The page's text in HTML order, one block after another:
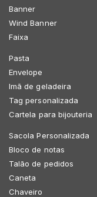
Banner
Wind Banner
Faixa
Pasta
Envelope
Imã de geladeira
Tag personalizada
Cartela para bijouteria
Sacola Personalizada
Bloco de notas
Talão de pedidos
Caneta
Chaveiro